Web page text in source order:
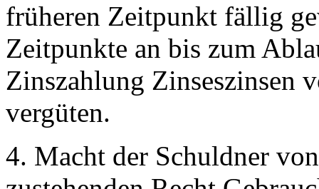
früheren Zeitpunkt fällig
Zeitpunkte an bis zum
Zinszahlung Zinseszinsen
vergüten.
4. Macht der Schuldner